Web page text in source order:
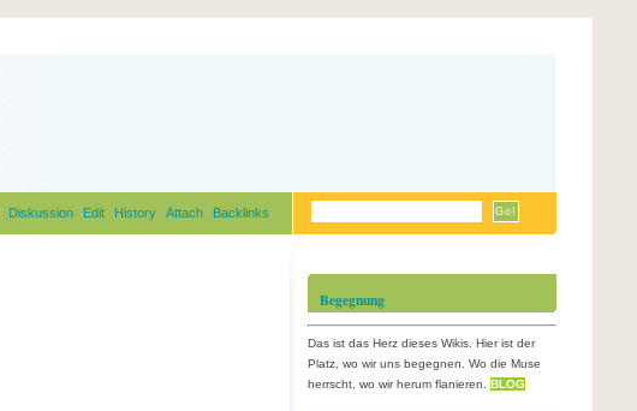
Diskussion Edit History Attach Backlinks
Begegnung
Das ist das Herz dieses Wikis. Hier ist der
Platz, wo wir uns begegnen. Wo die Muse
herrscht, wo wir herum flanieren. BLOG